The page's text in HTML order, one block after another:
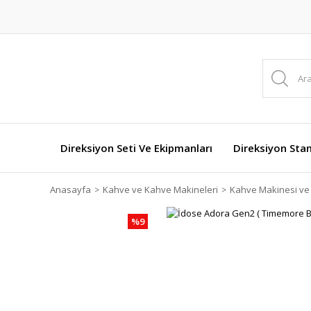
Direksiyon Seti Ve Ekipmanları Direksiyon
Anasayfa Kahve ve Kahve Makineleri Kahve Makinesi ve
%9